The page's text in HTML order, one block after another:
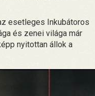
esetleges Inkubátoros
és zenei világa már
nyitottan állok a